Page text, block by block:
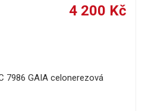
4 200 Kč